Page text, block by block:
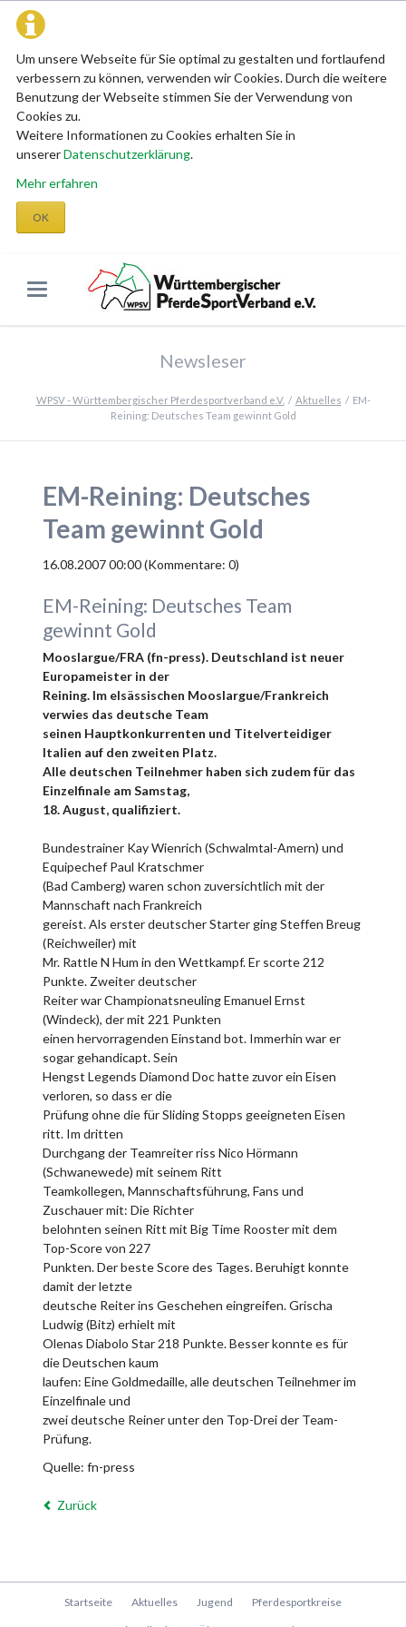
Um unsere Webseite für Sie optimal zu gestalten und fortlaufend
verbessern zu können, verwenden wir Cookies. Durch die weitere
Benutzung der Webseite stimmen Sie der Verwendung von
Cookies zu.
Weitere Informationen zu Cookies erhalten Sie in
unsererDatenschutzerklärung.
Mehr erfahren
OK
Newsleser
WPSV - Württembergischer Pferdesportverband e.V. Aktuelles
EM-
Reining: Deutsches Team gewinnt Gold
EM-Reining: Deutsches
Team gewinnt Gold
16.08.2007 00:00(Kommentare: 0)
EM-Reining: Deutsches Team
gewinnt Gold
Mooslargue/FRA (fn-press). Deutschland ist neuer
Europameister in der
Reining. Im elsässischen Mooslargue/Frankreich
verwies das deutsche Team
seinen Hauptkonkurrenten und Titelverteidiger
Italien auf den zweiten Platz.
Alle deutschen Teilnehmer haben sich zudem für das
Einzelfinale am Samstag,
18. August, qualifiziert.
Bundestrainer Kay Wienrich (Schwalmtal-Amern) und
Equipechef Paul Kratschmer
(Bad Camberg) waren schon zuversichtlich mit der
Mannschaft nach Frankreich
gereist. Als erster deutscher Starter ging Steffen Breug
(Reichweiler) mit
Mr. Rattle N Hum in den Wettkampf. Er scorte 212
Punkte. Zweiter deutscher
Reiter war Championatsneuling Emanuel Ernst
(Windeck), der mit 221 Punkten
einen hervorragenden Einstand bot. Immerhin war er
sogar gehandicapt. Sein
Hengst Legends Diamond Doc hatte zuvor ein Eisen
verloren, so dass er die
Prüfung ohne die für Sliding Stopps geeigneten Eisen
ritt. Im dritten
Durchgang der Teamreiter riss Nico Hörmann
(Schwanewede) mit seinem Ritt
Teamkollegen, Mannschaftsführung, Fans und
Zuschauer mit: Die Richter
belohnten seinen Ritt mit Big Time Rooster mit dem
Top-Score von 227
Punkten. Der beste Score des Tages. Beruhigt konnte
damit der letzte
deutsche Reiter ins Geschehen eingreifen. Grischa
Ludwig (Bitz) erhielt mit
Olenas Diabolo Star 218 Punkte. Besser konnte es für
die Deutschen kaum
laufen: Eine Goldmedaille, alle deutschen Teilnehmer im
Einzelfinale und
zwei deutsche Reiner unter den Top-Drei der Team-
Prüfung.
Quelle: fn-press
Zurück
Navigation
Startseite Aktuelles Jugend Pferdesportkreise